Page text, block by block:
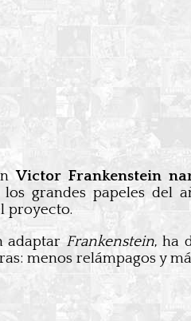
Victor Frankenstein
grandes papeles del
proyecto.
adaptar Frankenstein, ha
menos relámpagos y